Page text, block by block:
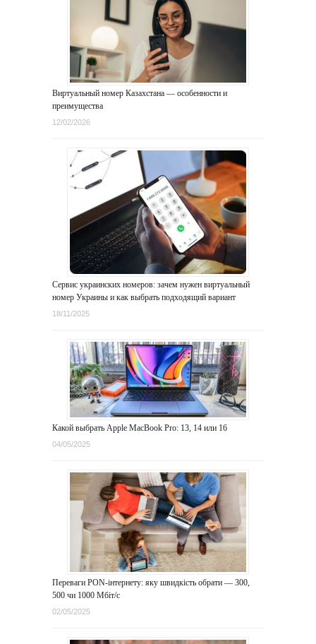
Виртуальный номер Казахстана — особенности и
преимущества
12/02/2026
Сервис украинских номеров: зачем нужен виртуальный
номер Украины и как выбрать подходящий вариант
18/11/2025
Какой выбрать Apple MacBook Pro: 13, 14 или 16
04/05/2025
Переваги PON-інтернету: яку швидкість обрати — 300,
500 чи 1000 Мбіт/с
02/05/2025